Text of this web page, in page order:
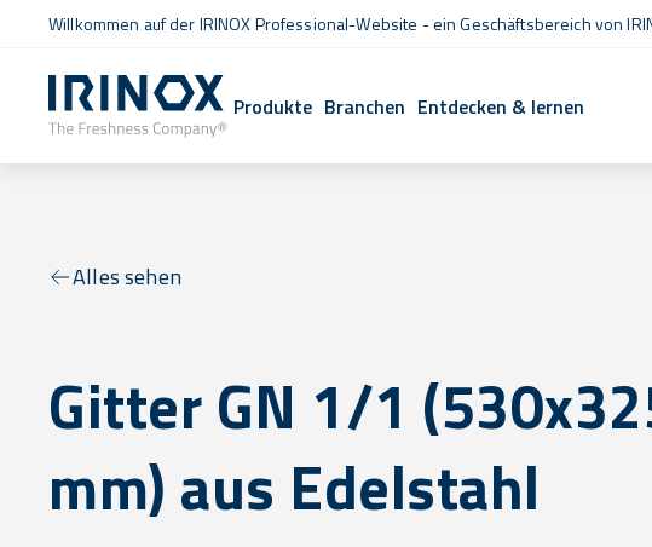
Willkommen auf der IRINOX Professional-Website - ein Geschäftsbereich von
Produkte Branchen Entdecken & lernen
Alles sehen
Gitter GN 1/1
mm) aus Edelstahl